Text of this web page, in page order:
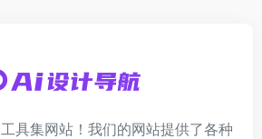
具集网站！我们的网站提供了各种